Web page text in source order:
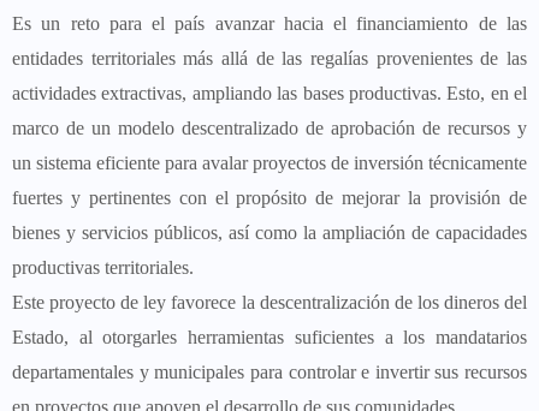
Es un reto para el país avanzar hacia el financiamiento de las
entidades territoriales más allá de las regalías provenientes de las
actividades extractivas, ampliando las bases productivas. Esto, en el
marco de un modelo descentralizado de aprobación de recursos y
un sistema eficiente para avalar proyectos de inversión técnicamente
fuertes y pertinentes con el propósito de mejorar la provisión de
bienes y servicios públicos, así como la ampliación de capacidades
productivas territoriales.
Este proyecto de ley favorece la descentralización de los dineros del
Estado, al otorgarles herramientas suficientes a los mandatarios
departamentales y municipales para controlar e invertir sus recursos
en proyectos que apoyen el desarrollo de sus comunidades.